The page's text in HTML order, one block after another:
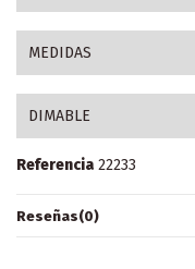
MEDIDAS
DIMABLE
Referencia 22233
Reseñas(0)